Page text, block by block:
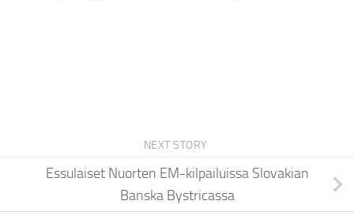
NEXT STORY
Essulaiset Nuorten EM-kilpailuissa Slovakian
Banska Bystricassa